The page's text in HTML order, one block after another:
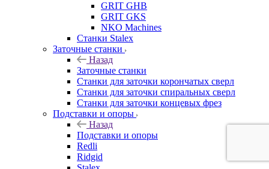
GRIT GHB
GRIT GKS
NKO Machines
Станки Stalex
Заточные станки
Назад
Заточные станки
Станки для заточки корончатых сверл
Станки для заточки спиральных сверл
Станки для заточки концевых фрез
Подставки и опоры
Назад
Подставки и опоры
Redli
Ridgid